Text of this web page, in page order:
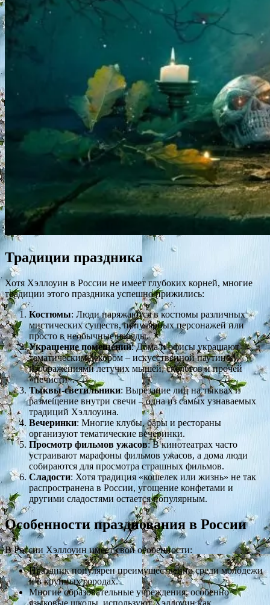
Традиции праздника
Хотя Хэллоуин в России не имеет глубоких корней, многие
традиции этого праздника успешно прижились:
Костюмы: Люди наряжаются в костюмы различных
мистических существ, популярных персонажей или
просто в необычные наряды.
Украшение помещений: Дома и офисы украшают
тематическим декором – искусственной паутиной,
изображениями летучих мышей, скелетов и прочей
«нечисти».
Тыквы-светильники: Вырезание лиц на тыквах и
размещение внутри свечи – одна из самых узнаваемых
традиций Хэллоуина.
Вечеринки: Многие клубы, бары и рестораны
организуют тематические вечеринки.
Просмотр фильмов ужасов: В кинотеатрах часто
устраивают марафоны фильмов ужасов, а дома люди
собираются для просмотра страшных фильмов.
Сладости: Хотя традиция «кошелек или жизнь» не так
распространена в России, угощение конфетами и
другими сладостями остается популярным.
Особенности празднования в России
В России Хэллоуин имеет свои особенности:
Праздник популярен преимущественно среди молодежи
и в крупных городах.
Многие образовательные учреждения, особенно
языковые школы, используют Хэллоуин как